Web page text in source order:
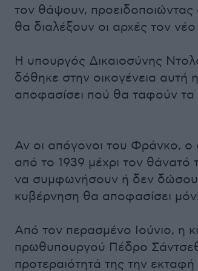
τον θάψουν, προειδοποιώντας
θα διαλέξουν οι αρχές τον
Η υπουργός Δικαιοσύνης
δόθηκε στην οικογένεια αυτή
αποφασίσει πού θα ταφούν τα
Αν οι απόγονοι του Φράνκο, ο
από το 1939 μέχρι τον
να συμφωνήσουν ή δεν
κυβέρνηση θα αποφασίσει
Από τον περασμένο Ιούνιο, η
πρωθυπουργού Πέδρο Σάντσεθ
προτεραιότητά της την